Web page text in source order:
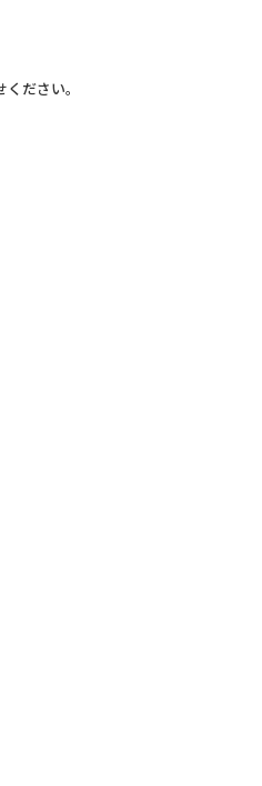
ださい。